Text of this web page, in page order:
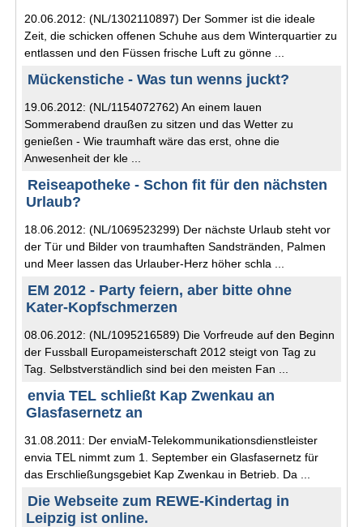
20.06.2012: (NL/1302110897) Der Sommer ist die ideale
Zeit, die schicken offenen Schuhe aus dem Winterquartier zu
entlassen und den Füssen frische Luft zu gönne ...
Mückenstiche - Was tun wenns juckt?
19.06.2012: (NL/1154072762) An einem lauen
Sommerabend draußen zu sitzen und das Wetter zu
genießen - Wie traumhaft wäre das erst, ohne die
Anwesenheit der kle ...
Reiseapotheke - Schon fit für den nächsten
Urlaub?
18.06.2012: (NL/1069523299) Der nächste Urlaub steht vor
der Tür und Bilder von traumhaften Sandstränden, Palmen
und Meer lassen das Urlauber-Herz höher schla ...
EM 2012 - Party feiern, aber bitte ohne
Kater-Kopfschmerzen
08.06.2012: (NL/1095216589) Die Vorfreude auf den Beginn
der Fussball Europameisterschaft 2012 steigt von Tag zu
Tag. Selbstverständlich sind bei den meisten Fan ...
envia TEL schließt Kap Zwenkau an
Glasfasernetz an
31.08.2011: Der enviaM-Telekommunikationsdienstleister
envia TEL nimmt zum 1. September ein Glasfasernetz für
das Erschließungsgebiet Kap Zwenkau in Betrieb. Da ...
Die Webseite zum REWE-Kindertag in
Leipzig ist online.